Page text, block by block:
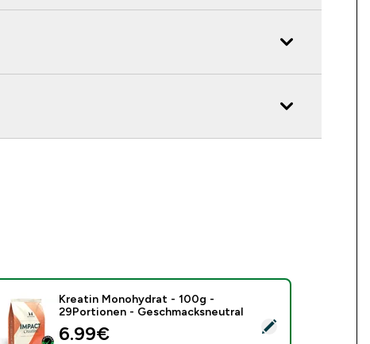
Dieses Produkt ausw�hlen - Kreatin Monohydrat - 100g -
Kreatin Monohydrat - 100g -
29Portionen - Geschmacksneutral
discounted price
6.99€‎